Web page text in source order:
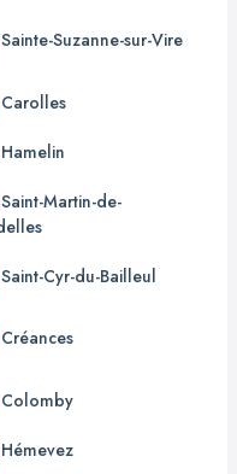
Sainte-Suzanne-sur-Vire
Carolles
Hamelin
Saint-Martin-de-
Saint-Cyr-du-Bailleul
Créances
Colomby
Hémevez